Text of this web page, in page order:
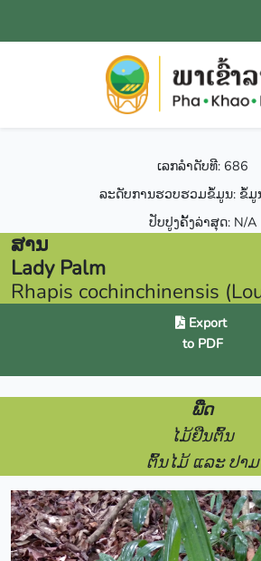
ເລກລຳດັບທີ: 686
ລະດັບການຮວບຮວມຂໍ້ມູນ: ຂໍ້ມູ
ປັບປູງຄັ້ງລ່າສຸດ: N/A
ສານ
Lady Palm
Rhapis cochinchinensis
Export
to PDF
ພືດ
ໄມ້ຢືນຕົ້ນ
ຕົ້ນໄມ້ ແລະ ປາມ